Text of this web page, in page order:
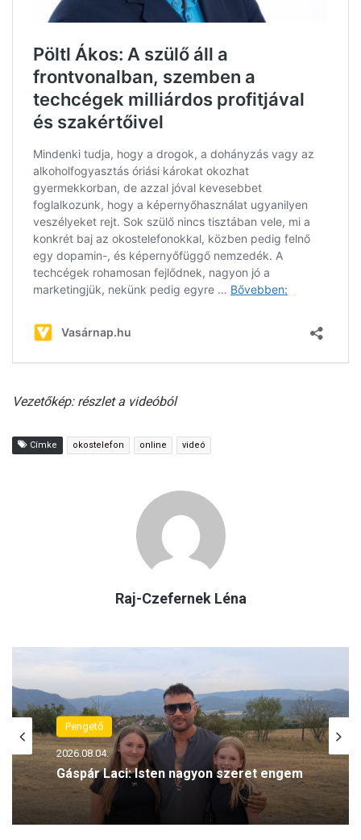
Vezetőkép: részlet a videóból
Címke okostelefon online videó
Raj-Czefernek Léna
Pengető
2026.08.04.
Családháló
2026.08.04.
Rontja a gyerekek írás- és számolási
készségét a korai közösségimédia-
használat